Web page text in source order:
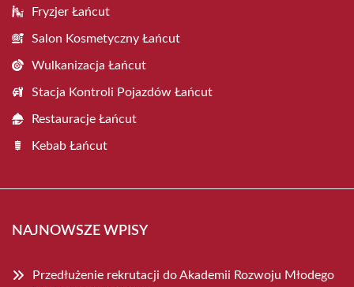
Fryzjer Łańcut
Salon Kosmetyczny Łańcut
Wulkanizacja Łańcut
Stacja Kontroli Pojazdów Łańcut
Restauracje Łańcut
Kebab Łańcut
NAJNOWSZE WPISY
Przedłużenie rekrutacji do Akademii Rozwoju Młodego